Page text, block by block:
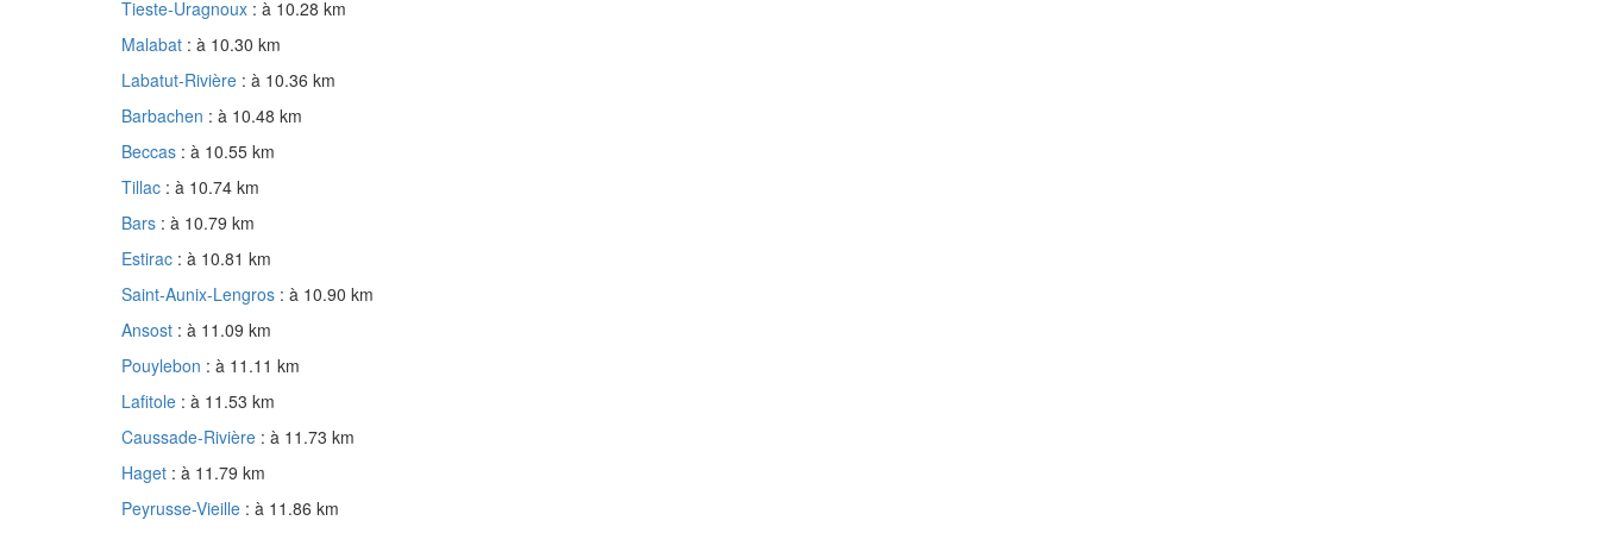
Tieste-Uragnoux : à 10.28 km
Malabat : à 10.30 km
Labatut-Rivière : à 10.36 km
Barbachen : à 10.48 km
Beccas : à 10.55 km
Tillac : à 10.74 km
Bars : à 10.79 km
Estirac : à 10.81 km
Saint-Aunix-Lengros : à 10.90 km
Ansost : à 11.09 km
Pouylebon : à 11.11 km
Lafitole : à 11.53 km
Caussade-Rivière : à 11.73 km
Haget : à 11.79 km
Peyrusse-Vieille : à 11.86 km